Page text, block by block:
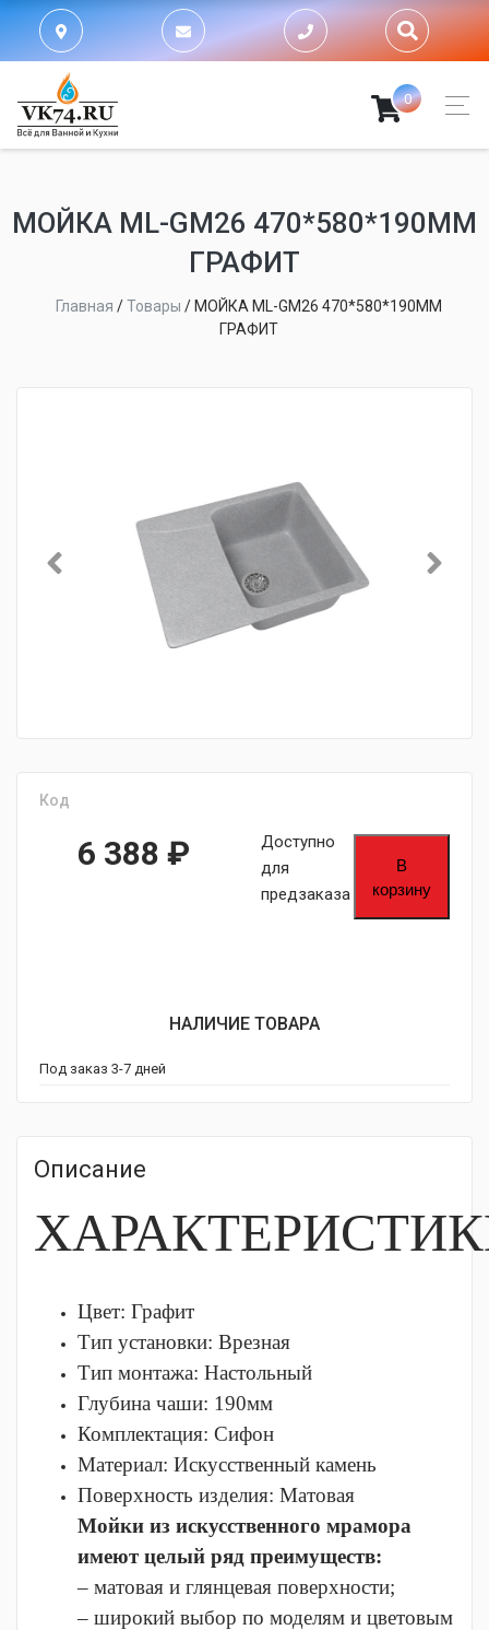
0
МОЙКА ML-GM26 470*580*190ММ
ГРАФИТ
Главная /Товары / МОЙКА ML-GM26 470*580*190ММ
ГРАФИТ
Код
6 388 ₽
Доступно
для
предзаказа
В
корзину
НАЛИЧИЕ ТОВАРА
Под заказ 3-7 дней
Описание
Цвет: Графит
Тип установки: Врезная
Тип монтажа: Настольный
Глубина чаши: 190мм
Комплектация: Сифон
Материал: Искусственный камень
Поверхность изделия: Матовая
Мойки из искусственного мрамора
имеют целый ряд преимуществ:
– матовая и глянцевая поверхности;
– широкий выбор по моделям и цветовым